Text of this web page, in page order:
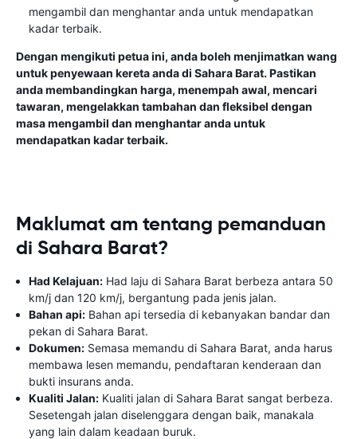
mengambil dan menghantar anda untuk mendapatkan
kadar terbaik.
Dengan mengikuti petua ini, anda boleh menjimatkan wang
untuk penyewaan kereta anda di Sahara Barat. Pastikan
anda membandingkan harga, menempah awal, mencari
tawaran, mengelakkan tambahan dan fleksibel dengan
masa mengambil dan menghantar anda untuk
mendapatkan kadar terbaik.
Maklumat am tentang pemanduan
di Sahara Barat?
Had Kelajuan: Had laju di Sahara Barat berbeza antara 50
km/j dan 120 km/j, bergantung pada jenis jalan.
Bahan api: Bahan api tersedia di kebanyakan bandar dan
pekan di Sahara Barat.
Dokumen: Semasa memandu di Sahara Barat, anda harus
membawa lesen memandu, pendaftaran kenderaan dan
bukti insurans anda.
Kualiti Jalan: Kualiti jalan di Sahara Barat sangat berbeza.
Sesetengah jalan diselenggara dengan baik, manakala
yang lain dalam keadaan buruk.